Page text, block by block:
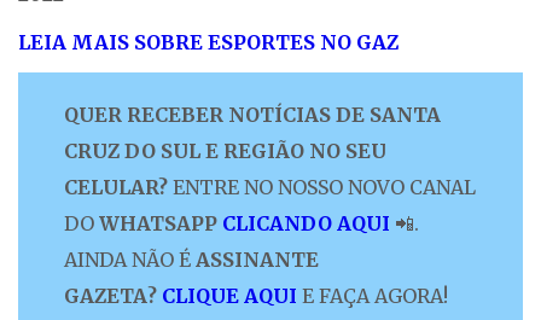
LEIA MAIS SOBRE ESPORTES NO GAZ
QUER RECEBER NOTÍCIAS DE SANTA
CRUZ DO SUL E REGIÃO NO SEU
CELULAR? ENTRE NO NOSSO NOVO CANAL
DO WHATSAPP CLICANDO AQUI 📲.
AINDA NÃO É ASSINANTE
GAZETA? CLIQUE AQUI E FAÇA AGORA!